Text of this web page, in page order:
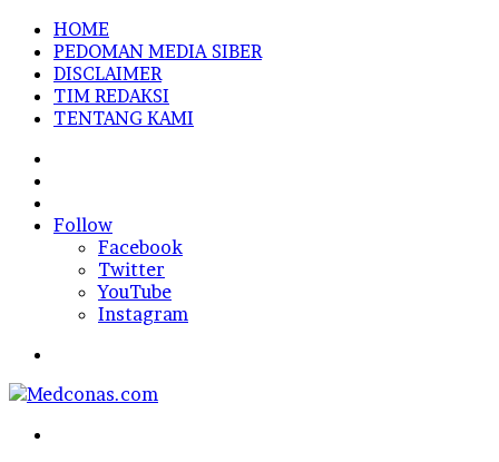
HOME
PEDOMAN MEDIA SIBER
DISCLAIMER
TIM REDAKSI
TENTANG KAMI
In
Follow
Facebook
Twitter
YouTube
Instagram